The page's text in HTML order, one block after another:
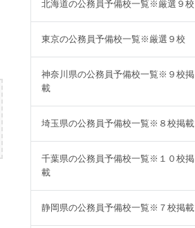
北海道の公務員予備校一覧※厳選９校
東京の公務員予備校一覧※厳選９校
神奈川県の公務員予備校一覧※９校掲
載
埼玉県の公務員予備校一覧※８校掲載
千葉県の公務員予備校一覧※１０校掲
載
静岡県の公務員予備校一覧※７校掲載